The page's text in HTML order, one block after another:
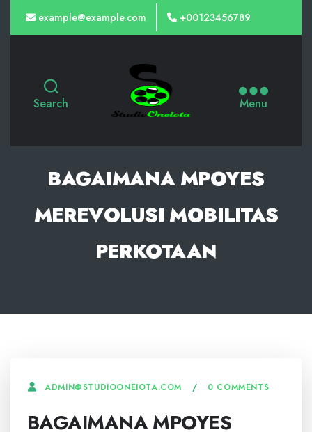
example@example.com +00123456789
Search
Gacor
PG
Soft,
Maxwin
Menu
BAGAIMANA MPOYES
MEREVOLUSI MOBILITAS
PERKOTAAN
ADMIN@STUDIOONEIOTA.COM 0 COMMENTS
BAGAIMANA MPOYES